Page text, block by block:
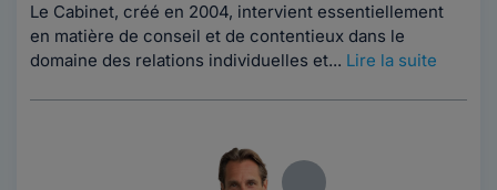
Le Cabinet, créé en 2004, intervient essentiellement
en matière de conseil et de contentieux dans le
domaine des relations individuelles et... Lire la suite